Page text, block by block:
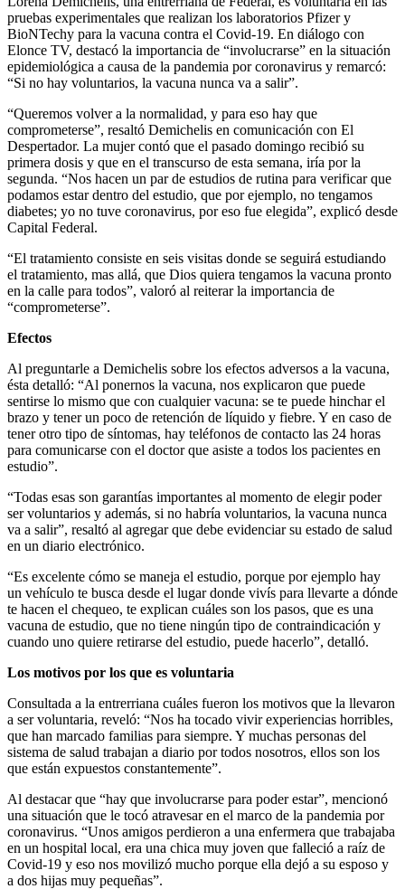
pruebas experimentales que realizan los laboratorios Pfizer y
BioNTechy para la vacuna contra el Covid-19. En diálogo con
Elonce TV, destacó la importancia de “involucrarse” en la situación
epidemiológica a causa de la pandemia por coronavirus y remarcó:
“Si no hay voluntarios, la vacuna nunca va a salir”.
“Queremos volver a la normalidad, y para eso hay que
comprometerse”, resaltó Demichelis en comunicación con El
Despertador. La mujer contó que el pasado domingo recibió su
primera dosis y que en el transcurso de esta semana, iría por la
segunda. “Nos hacen un par de estudios de rutina para verificar que
podamos estar dentro del estudio, que por ejemplo, no tengamos
diabetes; yo no tuve coronavirus, por eso fue elegida”, explicó desde
Capital Federal.
“El tratamiento consiste en seis visitas donde se seguirá estudiando
el tratamiento, mas allá, que Dios quiera tengamos la vacuna pronto
en la calle para todos”, valoró al reiterar la importancia de
“comprometerse”.
Efectos
Al preguntarle a Demichelis sobre los efectos adversos a la vacuna,
ésta detalló: “Al ponernos la vacuna, nos explicaron que puede
sentirse lo mismo que con cualquier vacuna: se te puede hinchar el
brazo y tener un poco de retención de líquido y fiebre. Y en caso de
tener otro tipo de síntomas, hay teléfonos de contacto las 24 horas
para comunicarse con el doctor que asiste a todos los pacientes en
estudio”.
“Todas esas son garantías importantes al momento de elegir poder
ser voluntarios y además, si no habría voluntarios, la vacuna nunca
va a salir”, resaltó al agregar que debe evidenciar su estado de salud
en un diario electrónico.
“Es excelente cómo se maneja el estudio, porque por ejemplo hay
un vehículo te busca desde el lugar donde vivís para llevarte a dónde
te hacen el chequeo, te explican cuáles son los pasos, que es una
vacuna de estudio, que no tiene ningún tipo de contraindicación y
cuando uno quiere retirarse del estudio, puede hacerlo”, detalló.
Los motivos por los que es voluntaria
Consultada a la entrerriana cuáles fueron los motivos que la llevaron
a ser voluntaria, reveló: “Nos ha tocado vivir experiencias horribles,
que han marcado familias para siempre. Y muchas personas del
sistema de salud trabajan a diario por todos nosotros, ellos son los
que están expuestos constantemente”.
Al destacar que “hay que involucrarse para poder estar”, mencionó
una situación que le tocó atravesar en el marco de la pandemia por
coronavirus. “Unos amigos perdieron a una enfermera que trabajaba
en un hospital local, era una chica muy joven que falleció a raíz de
Covid-19 y eso nos movilizó mucho porque ella dejó a su esposo y
a dos hijas muy pequeñas”.